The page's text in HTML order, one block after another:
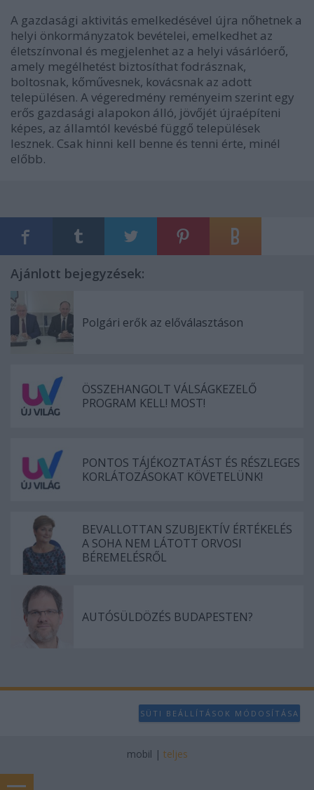
A gazdasági aktivitás emelkedésével újra nőhetnek a
helyi önkormányzatok bevételei, emelkedhet az
életszínvonal és megjelenhet az a helyi vásárlóerő,
amely megélhetést biztosíthat fodrásznak,
boltosnak, kőművesnek, kovácsnak az adott
településen. A végeredmény reményeim szerint egy
erős gazdasági alapokon álló, jövőjét újraépíteni
képes, az államtól kevésbé függő települések
lesznek. Csak hinni kell benne és tenni érte, minél
előbb.
Ajánlott bejegyzések:
Polgári erők az előválasztáson
ÖSSZEHANGOLT VÁLSÁGKEZELŐ
PROGRAM KELL! MOST!
PONTOS TÁJÉKOZTATÁST ÉS RÉSZLEGES
KORLÁTOZÁSOKAT KÖVETELÜNK!
BEVALLOTTAN SZUBJEKTÍV ÉRTÉKELÉS
A SOHA NEM LÁTOTT ORVOSI
BÉREMELÉSRŐL
AUTÓSÜLDÖZÉS BUDAPESTEN?
SÜTI BEÁLLÍTÁSOK MÓDOSÍTÁSA
mobil | teljes